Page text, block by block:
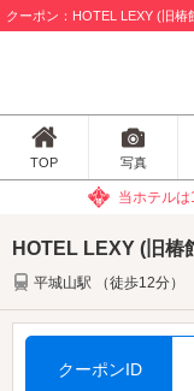
クーポン：HOTEL LEXY (旧
TOP 写真
当ホテルは
HOTEL LEXY (旧椿
平城山駅 （徒歩12分）
クーポンID